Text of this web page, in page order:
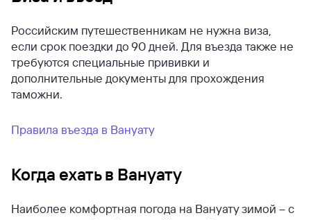
Российским путешественникам не нужна виза,
если срок поездки до 90 дней. Для въезда также не
требуются специальные прививки и
дополнительные документы для прохождения
таможни.
Правила въезда в Вануату
Когда ехать в Вануату
Наиболее комфортная погода на Вануату зимой – с